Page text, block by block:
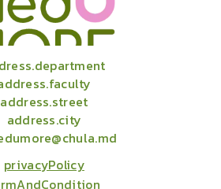
address.street
address.city
privacyPolicy